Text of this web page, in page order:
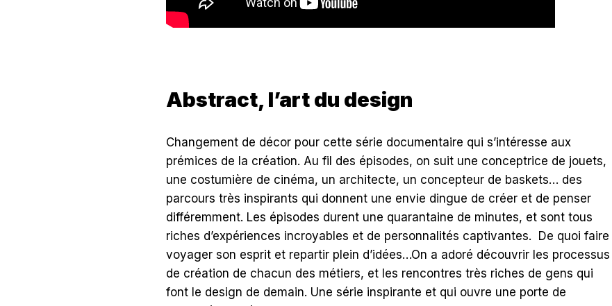
Abstract, l’art du design
Changement de décor pour cette série documentaire qui s’intéresse aux
prémices de la création. Au fil des épisodes, on suit une conceptrice de jouets,
une costumière de cinéma, un architecte, un concepteur de baskets… des
parcours très inspirants qui donnent une envie dingue de créer et de penser
différemment. Les épisodes durent une quarantaine de minutes, et sont tous
riches d’expériences incroyables et de personnalités captivantes. De quoi faire
voyager son esprit et repartir plein d’idées…On a adoré découvrir les processus
de création de chacun des métiers, et les rencontres très riches de gens qui
font le design de demain. Une série inspirante et qui ouvre une porte de